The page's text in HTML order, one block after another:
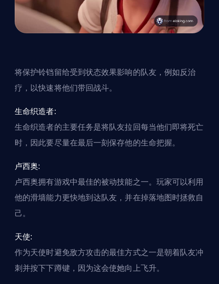
将保护铃铛留给受到状态效果影响的队友，例如反治
疗，以快速将他们带回战斗。
生命织造者:
生命织造者的主要任务是将队友拉回每当他们即将死亡
时，因此要尽量在最后一刻保存他的生命把握。
卢西奥:
卢西奥拥有游戏中最佳的被动技能之一。玩家可以利用
他的滑墙能力更快地到达队友，并在掉落地图时拯救自
己。
天使:
作为天使时避免敌方攻击的最佳方式之一是朝着队友冲
刺并按下下蹲键，因为这会使她向上飞升。